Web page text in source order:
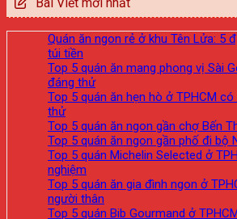
Quán ăn ngon rẻ ở khu Tên Lửa: 5
túi tiền
Top 5 quán ăn mang phong vị Sài
đáng thử
Top 5 quán ăn hẹn hò ở TPHCM
thử
Top 5 quán ăn ngon gần chợ Bến
Top 5 quán ăn ngon gần phố đi bộ
Top 5 quán Michelin Selected ở
nghiệm
Top 5 quán ăn gia đình ngon ở
người thân
Top 5 quán Bib Gourmand ở